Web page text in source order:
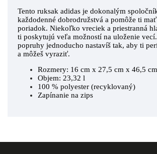
Tento ruksak adidas je dokonalým
každodenné dobrodružstvá a pomôže ti
poriadok. Niekoľko vreciek a priestranná
ti poskytujú veľa možností na uloženie vecí.
popruhy jednoducho nastavíš tak, aby ti
a môžeš vyraziť.
Rozmery: 16 cm x 27,5 cm x 46,5 cm
Objem: 23,32 l
100 % polyester (recyklovaný)
Zapínanie na zips